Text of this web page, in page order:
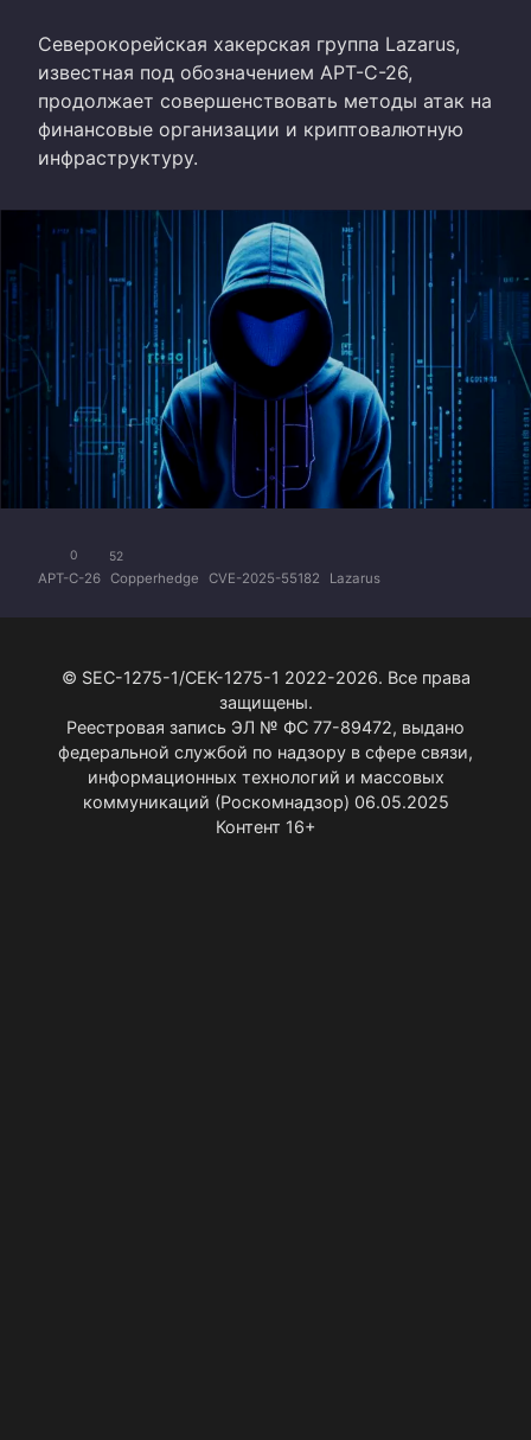
Северокорейская хакерская группа Lazarus,
известная под обозначением APT-C-26,
продолжает совершенствовать методы атак на
финансовые организации и криптовалютную
инфраструктуру.
0 52
APT-C-26 Copperhedge CVE-2025-55182 Lazarus
© SEC-1275-1/СЕК-1275-1 2022-2026. Все права
защищены.
Реестровая запись ЭЛ № ФС 77-89472, выдано
федеральной службой по надзору в сфере связи,
информационных технологий и массовых
коммуникаций (Роскомнадзор) 06.05.2025
Контент 16+